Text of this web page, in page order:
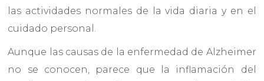
las actividades normales de la vida diaria y en el
cuidado personal.
Aunque las causas de la enfermedad de Alzheimer
no se conocen, parece que la inflamación del